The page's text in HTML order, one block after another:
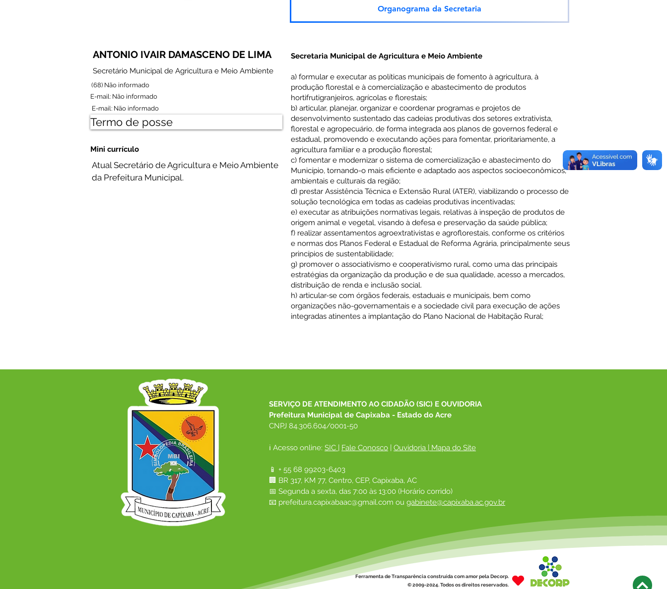
ANTONIO IVAIR DAMASCENO DE LIMA
Secretário Municipal de Agricultura e Meio Ambiente
(68) Não informado
E-mail: Não informado
E-mail: Não informado
Termo de posse
Mini currículo
Atual Secretário de Agricultura e Meio Ambiente
da Prefeitura Municipal.
Secretaria Municipal de Agricultura e Meio Ambiente
a) formular e executar as políticas municipais de fomento à agricultura, à
produção florestal e à comercialização e abastecimento de produtos
hortifrutigranjeiros, agrícolas e florestais;
b) articular, planejar, organizar e coordenar programas e projetos de
desenvolvimento sustentado das cadeias produtivas dos setores extrativista,
florestal e agropecuário, de forma integrada aos planos de governos federal e
estadual, promovendo e executando ações para fomentar, prioritariamente, a
agricultura familiar e a produção florestal;
c) fomentar e modernizar o sistema de comercialização e abastecimento do
Município, tornando-o mais eficiente e adaptado aos aspectos socioeconômicos,
ambientais e culturais da região;
d) prestar Assistência Técnica e Extensão Rural (ATER), viabilizando o processo de
solução tecnológica em todas as cadeias produtivas incentivadas;
e) executar as atribuições normativas legais, relativas à inspeção de produtos de
origem animal e vegetal, visando à defesa e preservação da saúde pública;
f) realizar assentamentos agroextrativistas e agroflorestais, conforme os critérios
e normas dos Planos Federal e Estadual de Reforma Agrária, principalmente seus
princípios de sustentabilidade;
g) promover o associativismo e cooperativismo rural, como uma das principais
estratégias da organização da produção e de sua qualidade, acesso a mercados,
distribuição de renda e inclusão social.
h) articular-se com órgãos federais, estaduais e municipais, bem como
organizações não-governamentais e a sociedade civil para execução de ações
integradas atinentes a implantação do Plano Nacional de Habitação Rural;
Organograma da Secretaria
SERVIÇO DE ATENDIMENTO AO CIDADÃO (SIC) E OUVIDORIA
Prefeitura Municipal de Capixaba - Estado do Acre
CNPJ 84.306.604/0001-50
ℹ️ Acesso online: SIC | Fale Conosco | Ouvidoria | Mapa do Site
📱 + 55 68 99203-6403
🏢 BR 317, KM 77, Centro, CEP, Capixaba, AC
📅 Segunda a sexta, das 7:00 às 13:00 (Horário corrido)
📧 prefeitura.capixabaac@gmail.com ou gabinete@capixaba.ac.gov.br
Ferramenta de Transparência construída com amor pela Decorp.
© 2009-2024. Todos os direitos reservados.